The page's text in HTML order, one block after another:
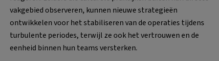
vakgebied observeren, kunnen nieuwe strategieën
ontwikkelen voor het stabiliseren van de operaties tijdens
turbulente periodes, terwijl ze ook het vertrouwen en de
eenheid binnen hun teams versterken.